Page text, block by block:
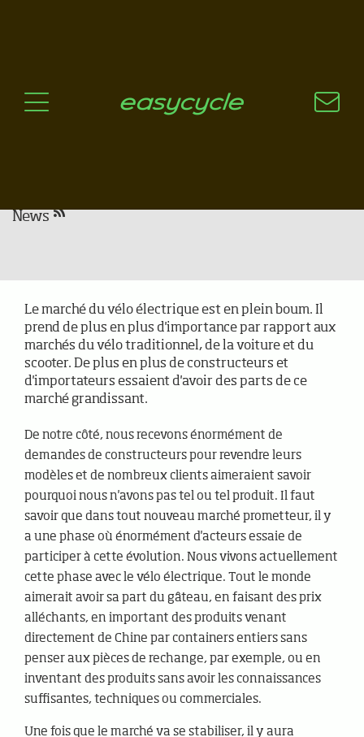
Nos critères de sélection
News
Le marché du vélo électrique est en plein boum. Il
prend de plus en plus d'importance par rapport aux
marchés du vélo traditionnel, de la voiture et du
scooter. De plus en plus de constructeurs et
d'importateurs essaient d'avoir des parts de ce
marché grandissant.
De notre côté, nous recevons énormément de
demandes de constructeurs pour revendre leurs
modèles et de nombreux clients aimeraient savoir
pourquoi nous n'avons pas tel ou tel produit. Il faut
savoir que dans tout nouveau marché prometteur, il y
a une phase où énormément d'acteurs essaie de
participer à cette évolution. Nous vivons actuellement
cette phase avec le vélo électrique. Tout le monde
aimerait avoir sa part du gâteau, en faisant des prix
alléchants, en important des produits venant
directement de Chine par containers entiers sans
penser aux pièces de rechange, par exemple, ou en
inventant des produits sans avoir les connaissances
suffisantes, techniques ou commerciales.
Une fois que le marché va se stabiliser, il y aura